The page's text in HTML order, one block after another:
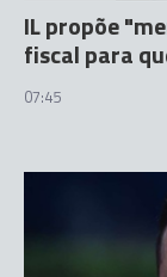
IL propõe
fiscal para
07:45